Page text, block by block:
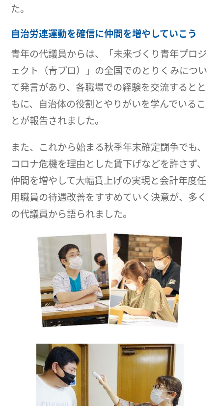
た。
自治労連運動を確信に仲間を増やしていこう
青年の代議員からは、「未来づくり青年プロジ
ェクト（青プロ）」の全国でのとりくみについ
て発言があり、各職場での経験を交流するとと
もに、自治体の役割とやりがいを学んでいるこ
とが報告されました。
また、これから始まる秋季年末確定闘争でも、
コロナ危機を理由とした賃下げなどを許さず、
仲間を増やして大幅賃上げの実現と会計年度任
用職員の待遇改善をすすめていく決意が、多く
の代議員から語られました。